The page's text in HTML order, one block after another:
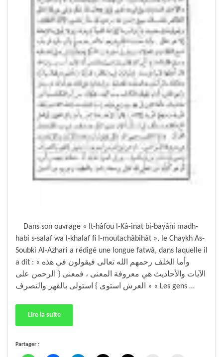
Dans son ouvrage « It-hâfou l-Kâ-inat bi-bayâni madh-
habi s-salaf wa l-khalaf fi l-moutachâbihât », le Chaykh As-
Soubki Al-Azhari a rédigé une longue fatwâ, dans laquelle il
a dit : « وأما الخلف رحمهم الله تعالى فيقولون في هذه
الآيات والأحاديث هي معروفة المعنى ، فمعنى { الرحمن على
العرش استوى } استولى بالقهر والتصرف » « Les gens …
Lire la suite
Partager :